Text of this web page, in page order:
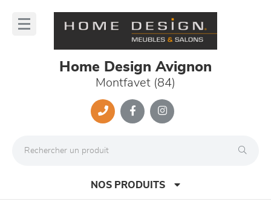
Home Design Avignon
Montfavet (84)
NOS PRODUITS